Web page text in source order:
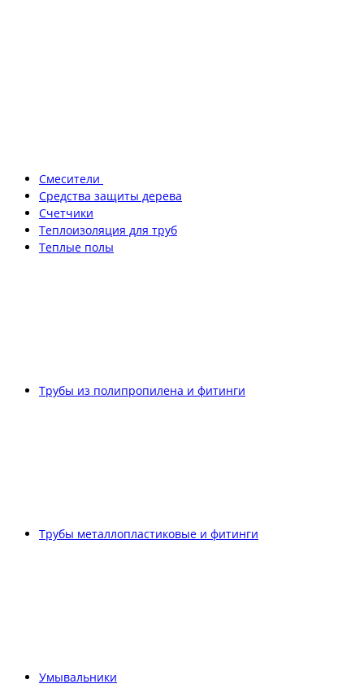
Смесители
Средства защиты дерева
Счетчики
Теплоизоляция для труб
Теплые полы
Трубы из полипропилена и фитинги
Трубы металлопластиковые и фитинги
Умывальники